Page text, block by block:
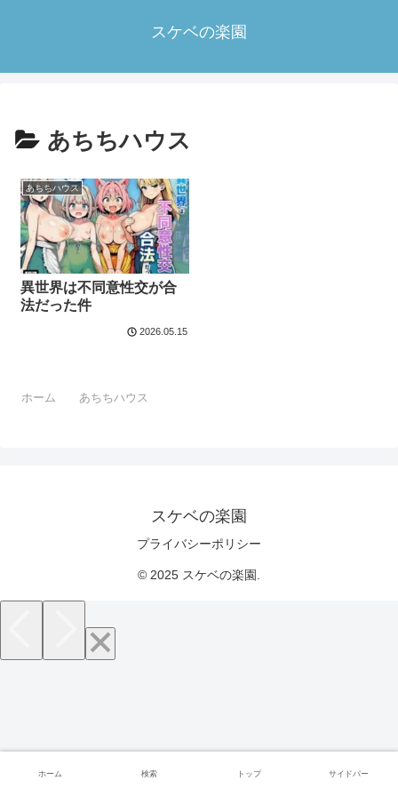
スケベの楽園
あちちハウス
あちちハウス
異世界は不同意性交が合
法だった件
2026.05.15
ホーム あちちハウス
スケベの楽園
プライバシーポリシー
© 2025 スケベの楽園.
ホーム 検索 トップ サイドバー